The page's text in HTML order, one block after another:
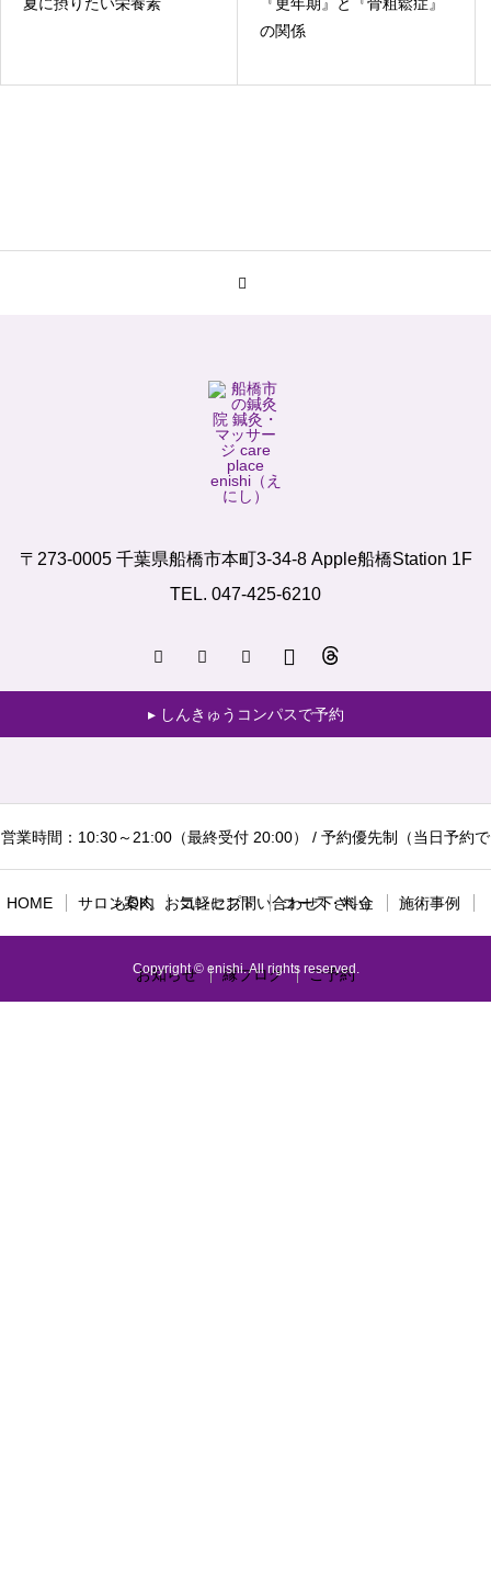
の関係
〒273-0005 千葉県船橋市本町3-34-8 Apple船橋Station 1F
TEL. 047-425-6210
しんきゅうコンパスで予約
営業時間：10:30～21:00（最終受付 20:00） / 予約優先制（当日予約で
もOK。お気軽にお問い合わせ下さい）
HOME サロン案内 コンセプト コース・料金 施術事例
お知らせ 縁ブログ ご予約
Copyright © enishi. All rights reserved.